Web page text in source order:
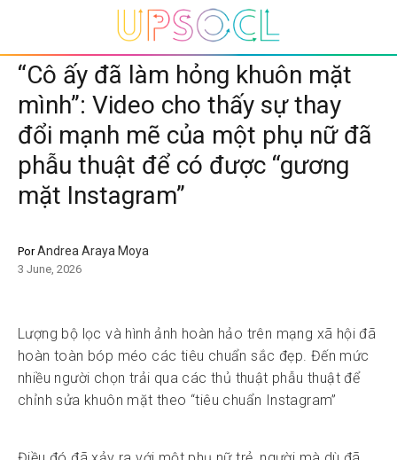
“Cô ấy đã làm hỏng khuôn mặt
mình”: Video cho thấy sự thay
đổi mạnh mẽ của một phụ nữ đã
phẫu thuật để có được “gương
mặt Instagram”
PorAndrea Araya Moya
3 June, 2026
Lượng bộ lọc và hình ảnh hoàn hảo trên mạng xã hội đã
hoàn toàn bóp méo các tiêu chuẩn sắc đẹp. Đến mức
nhiều người chọn trải qua các thủ thuật phẫu thuật để
chỉnh sửa khuôn mặt theo “tiêu chuẩn Instagram”